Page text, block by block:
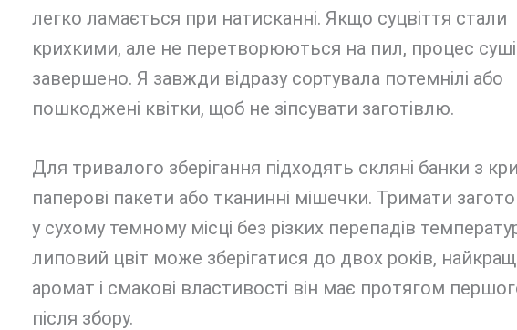
легко ламається при натисканні. Якщо суцвіття стали
крихкими, але не перетворюються на пил, процес
завершено. Я завжди відразу сортувала потемнілі або
пошкоджені квітки, щоб не зіпсувати заготівлю.
Для тривалого зберігання підходять скляні банки з
паперові пакети або тканинні мішечки. Тримати
у сухому темному місці без різких перепадів
липовий цвіт може зберігатися до двох років,
аромат і смакові властивості він має протягом
після збору.